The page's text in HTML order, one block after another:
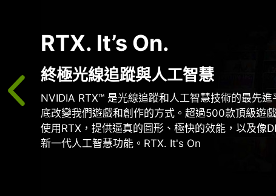
RTX. It’s On.
終極光線追蹤與人工智慧
NVIDIA RTX™ 是光線追蹤和人工智慧技術的最先進
底改變我們遊戲和創作的方式。超過500款頂級遊
使用RTX，提供逼真的圖形、極快的效能，以及像
新一代人工智慧功能。RTX. It's On